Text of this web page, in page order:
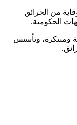
من الحرائق
الحكومية.
ومبتكرة، وتأسيس